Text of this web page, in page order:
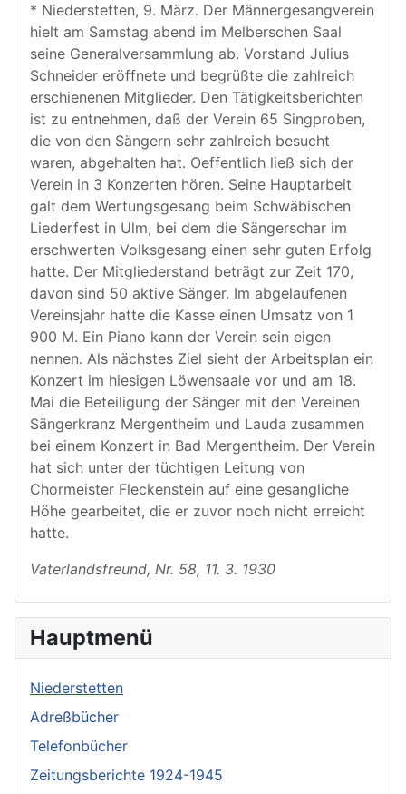
* Niederstetten, 9. März. Der Männergesangverein
hielt am Samstag abend im Melberschen Saal
seine Generalversammlung ab. Vorstand Julius
Schneider eröffnete und begrüßte die zahlreich
erschienenen Mitglieder. Den Tätigkeitsberichten
ist zu entnehmen, daß der Verein 65 Singproben,
die von den Sängern sehr zahlreich besucht
waren, abgehalten hat. Oeffentlich ließ sich der
Verein in 3 Konzerten hören. Seine Hauptarbeit
galt dem Wertungsgesang beim Schwäbischen
Liederfest in Ulm, bei dem die Sängerschar im
erschwerten Volksgesang einen sehr guten Erfolg
hatte. Der Mitgliederstand beträgt zur Zeit 170,
davon sind 50 aktive Sänger. Im abgelaufenen
Vereinsjahr hatte die Kasse einen Umsatz von 1
900 M. Ein Piano kann der Verein sein eigen
nennen. Als nächstes Ziel sieht der Arbeitsplan ein
Konzert im hiesigen Löwensaale vor und am 18.
Mai die Beteiligung der Sänger mit den Vereinen
Sängerkranz Mergentheim und Lauda zusammen
bei einem Konzert in Bad Mergentheim. Der Verein
hat sich unter der tüchtigen Leitung von
Chormeister Fleckenstein auf eine gesangliche
Höhe gearbeitet, die er zuvor noch nicht erreicht
hatte.
Vaterlandsfreund, Nr. 58, 11. 3. 1930
Hauptmenü
Niederstetten
Adreßbücher
Telefonbücher
Zeitungsberichte 1924-1945